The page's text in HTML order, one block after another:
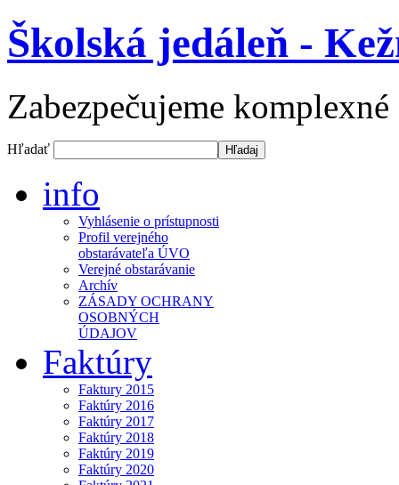
Školská jedáleň -
Zabezpečujeme
Hľadať
info
Vyhlásenie o prístupnosti
Profil verejného
obstarávateľa ÚVO
Verejné obstarávanie
Archív
ZÁSADY OCHRANY
OSOBNÝCH
ÚDAJOV
Faktúry
Faktury 2015
Faktúry 2016
Faktúry 2017
Faktúry 2018
Faktúry 2019
Faktúry 2020